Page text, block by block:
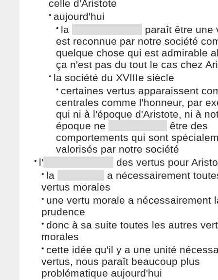
celle d'Aristote
• aujourd'hui
• la
paraît être une
est reconnue par notre société
quelque chose qui est admirable
ça n'est pas du tout le cas chez
• la société du XVIIIe siècle
• certaines vertus apparaissent
centrales comme l'honneur, par
qui ni à l'époque d'Aristote, ni à
époque ne
être des
comportements qui sont
valorisés par notre société
• l' des vertus pour
• la
a nécessairement
vertus morales
• une vertu morale a nécessairement
prudence
• donc à sa suite toutes les autres
morales
• cette idée qu'il y a une unité
vertus, nous paraît beaucoup plus
problématique aujourd'hui